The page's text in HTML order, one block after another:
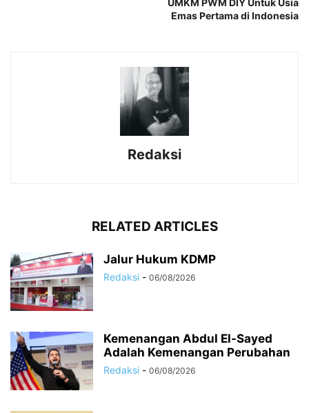
UMKM PWM DIY Untuk Usia
Emas Pertama di Indonesia
Redaksi
RELATED ARTICLES
Jalur Hukum KDMP
Redaksi - 06/08/2026
Kemenangan Abdul El-Sayed
Adalah Kemenangan Perubahan
Redaksi - 06/08/2026